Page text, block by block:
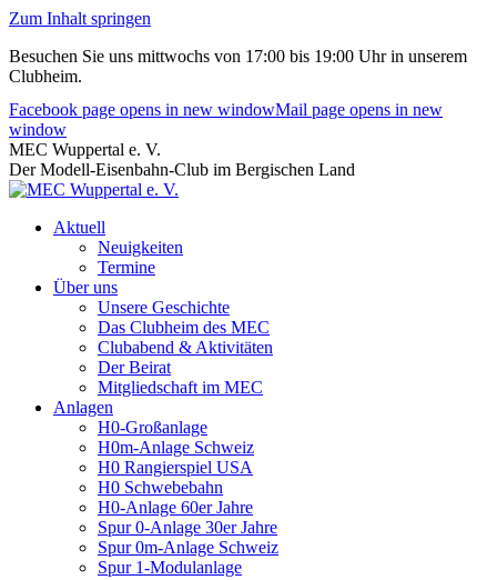
Zum Inhalt springen
Besuchen Sie uns mittwochs von 17:00 bis 19:00 Uhr in unserem
Clubheim.
Facebook page opens in new windowMail page opens in new
window
MEC Wuppertal e. V.
Der Modell-Eisenbahn-Club im Bergischen Land
Aktuell
Neuigkeiten
Termine
Über uns
Unsere Geschichte
Das Clubheim des MEC
Clubabend & Aktivitäten
Der Beirat
Mitgliedschaft im MEC
Anlagen
H0-Großanlage
H0m-Anlage Schweiz
H0 Rangierspiel USA
H0 Schwebebahn
H0-Anlage 60er Jahre
Spur 0-Anlage 30er Jahre
Spur 0m-Anlage Schweiz
Spur 1-Modulanlage